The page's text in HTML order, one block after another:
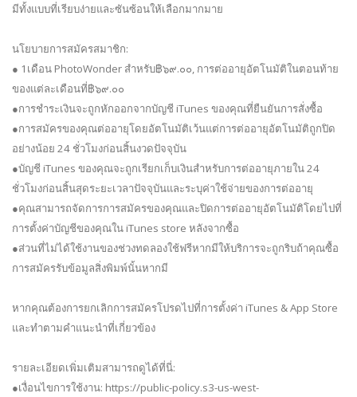
มีทั้งแบบที่เรียบง่ายและซันซ้อนให้เลือกมากมาย
นโยบายการสมัครสมาชิก:
● 1เดือน PhotoWonder สำหรับ฿๖๙.๐๐, การต่ออายุอัตโนมัติในตอนท้าย
ของแต่ละเดือนที่฿๖๙.๐๐
●การชำระเงินจะถูกหักออกจากบัญชี iTunes ของคุณที่ยืนยันการสั่งซื้อ
●การสมัครของคุณต่ออายุโดยอัตโนมัติเว้นแต่การต่ออายุอัตโนมัติถูกปิด
อย่างน้อย 24 ชั่วโมงก่อนสิ้นงวดปัจจุบัน
●บัญชี iTunes ของคุณจะถูกเรียกเก็บเงินสำหรับการต่ออายุภายใน 24
ชั่วโมงก่อนสิ้นสุดระยะเวลาปัจจุบันและระบุค่าใช้จ่ายของการต่ออายุ
●คุณสามารถจัดการการสมัครของคุณและปิดการต่ออายุอัตโนมัติโดยไปที่
การตั้งค่าบัญชีของคุณใน iTunes store หลังจากซื้อ
●ส่วนที่ไม่ได้ใช้งานของช่วงทดลองใช้ฟรีหากมีให้บริการจะถูกริบถ้าคุณซื้อ
การสมัครรับข้อมูลสิ่งพิมพ์นั้นหากมี
หากคุณต้องการยกเลิกการสมัครโปรดไปที่การตั้งค่า iTunes & App Store
และทำตามคำแนะนำที่เกี่ยวข้อง
รายละเอียดเพิ่มเติมสามารถดูได้ที่นี่:
●เงื่อนไขการใช้งาน: https://public-policy.s3-us-west-